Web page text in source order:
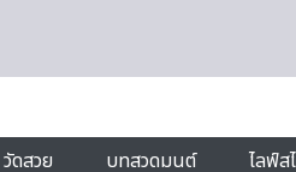
วัดสวย บทสวดมนต์ ไลฟ์ส